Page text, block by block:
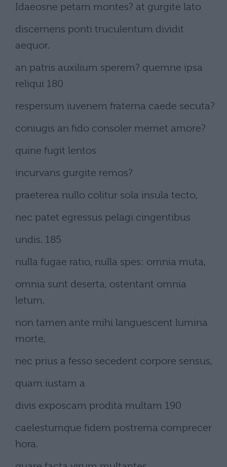
Idaeosne petam montes? at gurgite lato
discernens ponti truculentum dividit
aequor.
an patris auxilium sperem? quemne ipsa
reliqui 180
respersum iuvenem fraterna caede secuta?
coniugis an fido consoler memet amore?
quine fugit lentos
incurvans gurgite remos?
praeterea nullo colitur sola insula tecto,
nec patet egressus pelagi cingentibus
undis. 185
nulla fugae ratio, nulla spes: omnia muta,
omnia sunt deserta, ostentant omnia
letum.
non tamen ante mihi languescent lumina
morte,
nec prius a fesso secedent corpore sensus,
quam iustam a
divis exposcam prodita multam 190
caelestumque fidem postrema comprecer
hora.